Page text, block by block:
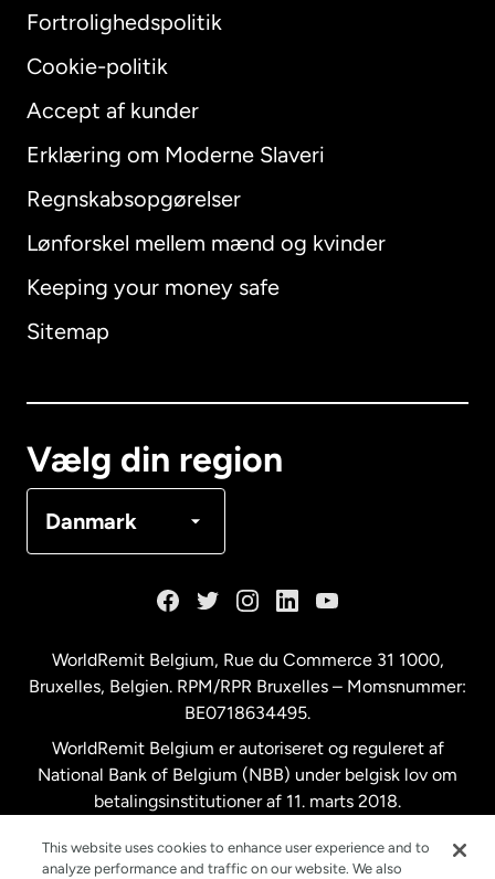
Fortrolighedspolitik
Cookie-politik
Accept af kunder
Erklæring om Moderne Slaveri
Regnskabsopgørelser
Lønforskel mellem mænd og kvinder
Keeping your money safe
Sitemap
Vælg din region
Danmark
International English
Australien
Malaysia
New Zealand
Spanien
WorldRemit Belgium, Rue du Commerce 31 1000,
Bruxelles, Belgien. RPM/RPR Bruxelles – Momsnummer:
BE0718634495.
WorldRemit Belgium er autoriseret og reguleret af
National Bank of Belgium (NBB) under belgisk lov om
betalingsinstitutioner af 11. marts 2018.
This website uses cookies to enhance user experience and to
analyze performance and traffic on our website. We also